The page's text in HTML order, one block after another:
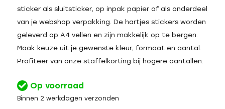
sticker als sluitsticker, op inpak papier of als onderdeel
van je webshop verpakking. De hartjes stickers worden
geleverd op A4 vellen en zijn makkelijk op te bergen.
Maak keuze uit je gewenste kleur, formaat en aantal.
Profiteer van onze staffelkorting bij hogere aantallen.
Op voorraad
Binnen 2 werkdagen verzonden